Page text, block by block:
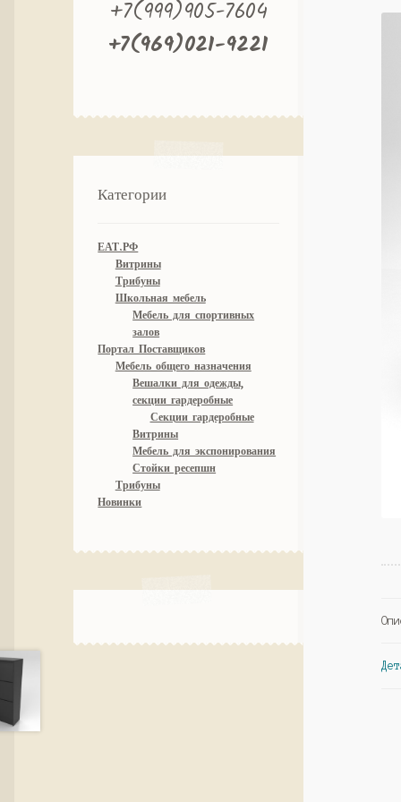
+7(999)905-7604
+7(969)021-9221
Категории
ЕАТ.РФ
Витрины
Трибуны
Школьная мебель
Мебель для спортивных
залов
Портал Поставщиков
Мебель общего назначения
Вешалки для одежды,
секции гардеробные
Секции гардеробные
Витрины
Мебель для экспонирования
Стойки ресепшн
Трибуны
Новинки